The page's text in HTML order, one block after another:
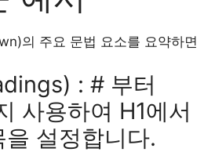
의 주요 문법 요소를 요약하면
: # 부터
사용하여 H1에서
설정합니다.